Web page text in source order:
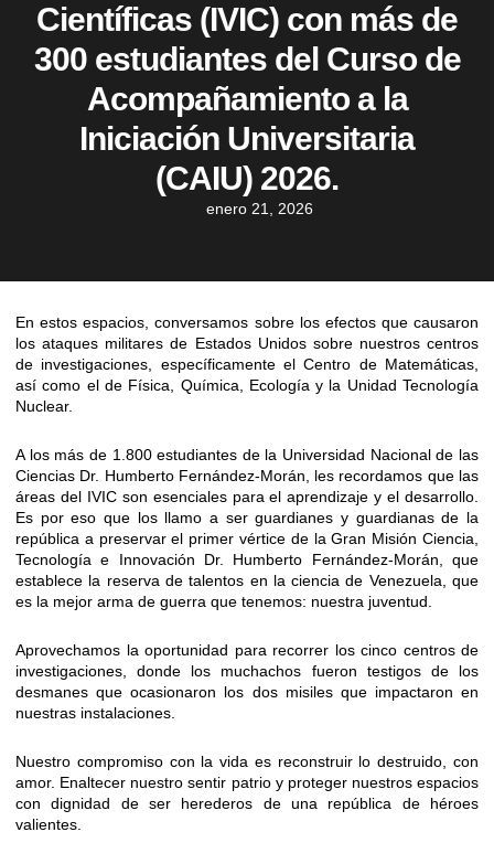
Científicas (IVIC) con más de
300 estudiantes del Curso de
Acompañamiento a la
Iniciación Universitaria
(CAIU) 2026.
enero 21, 2026
En estos espacios, conversamos sobre los efectos que causaron
los ataques militares de Estados Unidos sobre nuestros centros
de investigaciones, específicamente el Centro de Matemáticas,
así como el de Física, Química, Ecología y la Unidad Tecnología
Nuclear.
A los más de 1.800 estudiantes de la Universidad Nacional de las
Ciencias Dr. Humberto Fernández-Morán, les recordamos que las
áreas del IVIC son esenciales para el aprendizaje y el desarrollo.
Es por eso que los llamo a ser guardianes y guardianas de la
república a preservar el primer vértice de la Gran Misión Ciencia,
Tecnología e Innovación Dr. Humberto Fernández-Morán, que
establece la reserva de talentos en la ciencia de Venezuela, que
es la mejor arma de guerra que tenemos: nuestra juventud.
Aprovechamos la oportunidad para recorrer los cinco centros de
investigaciones, donde los muchachos fueron testigos de los
desmanes que ocasionaron los dos misiles que impactaron en
nuestras instalaciones.
Nuestro compromiso con la vida es reconstruir lo destruido, con
amor. Enaltecer nuestro sentir patrio y proteger nuestros espacios
con dignidad de ser herederos de una república de héroes
valientes.